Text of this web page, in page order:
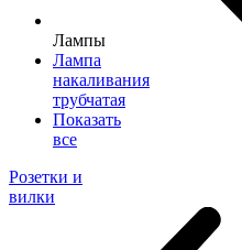
Лампы
Лампа
накаливания
трубчатая
Показать
все
Розетки и
вилки